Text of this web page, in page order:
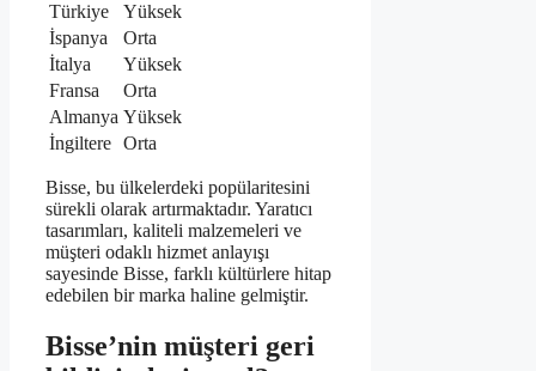
Türkiye
Yüksek
İspanya
Orta
İtalya
Yüksek
Fransa
Orta
Almanya Yüksek
İngiltere Orta
Bisse, bu ülkelerdeki popülaritesini
sürekli olarak artırmaktadır. Yaratıcı
tasarımları, kaliteli malzemeleri ve
müşteri odaklı hizmet anlayışı
sayesinde Bisse, farklı kültürlere hitap
edebilen bir marka haline gelmiştir.
Bisse’nin müşteri geri